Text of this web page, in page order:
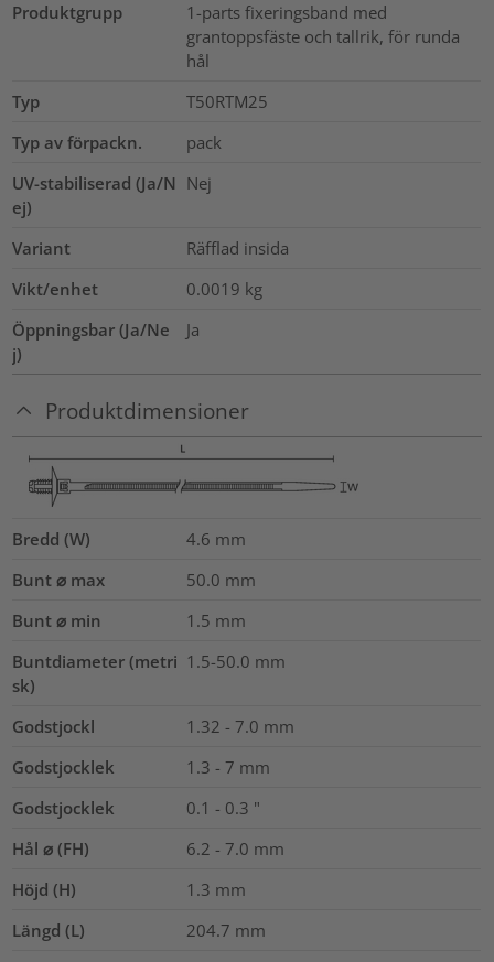
Produktgrupp
1-parts fixeringsband med
grantoppsfäste och tallrik, för runda
hål
Typ
T50RTM25
Typ av förpackn.
pack
UV-stabiliserad (Ja/N
ej)
Nej
Variant
Räfflad insida
Vikt/enhet
0.0019 kg
Öppningsbar (Ja/Ne
j)
Ja
Produktdimensioner
Bredd (W) 4.6 mm
Bunt ⌀ max
50.0 mm
Bunt ⌀ min
1.5 mm
Buntdiameter (metri
sk)
1.5-50.0 mm
Godstjockl 1.32 - 7.0 mm
Godstjocklek
1.3 - 7 mm
Godstjocklek
0.1 - 0.3 "
Hål ⌀ (FH)
6.2 - 7.0 mm
Höjd (H)
1.3 mm
Längd (L)
204.7 mm